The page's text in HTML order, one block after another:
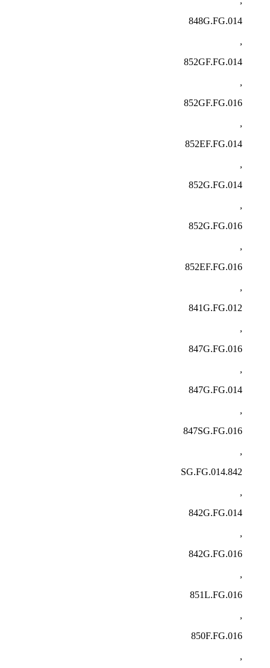
848G.FG.014
,
852GF.FG.014
,
852GF.FG.016
,
852EF.FG.014
,
852G.FG.014
,
852G.FG.016
,
852EF.FG.016
,
841G.FG.012
,
847G.FG.016
,
847G.FG.014
,
847SG.FG.016
,
842.SG.FG.014
,
842G.FG.014
,
842G.FG.016
,
851L.FG.016
,
850F.FG.016
,